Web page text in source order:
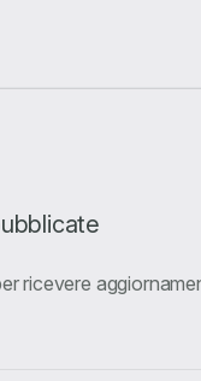
ricevere